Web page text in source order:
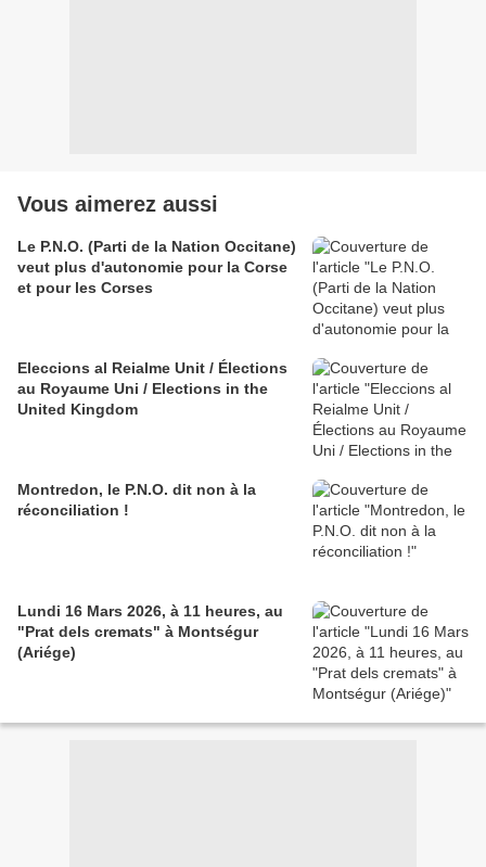
Vous aimerez aussi
Le P.N.O. (Parti de la Nation Occitane)
veut plus d'autonomie pour la Corse
et pour les Corses
Eleccions al Reialme Unit / Élections
au Royaume Uni / Elections in the
United Kingdom
Montredon, le P.N.O. dit non à la
réconciliation !
Lundi 16 Mars 2026, à 11 heures, au
"Prat dels cremats" à Montségur
(Ariége)